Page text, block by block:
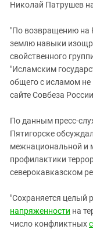
Николай Патрушев
"По возвращению на
землю навыки
свойственного
"Исламским
общего с исламом не
сайте Совбеза
По данным пресс-
Пятигорске
межнациональной и
профилактики
северокавказском
"Сохраняется целый
напряженности на
число конфликтных